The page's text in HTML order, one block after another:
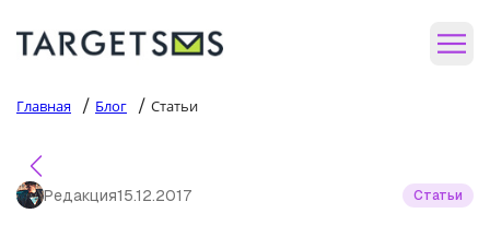
Главная / Блог / Статьи
Редакция15.12.2017 Статьи